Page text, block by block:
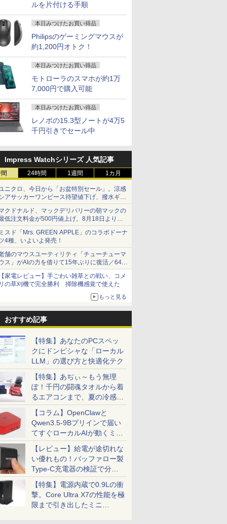
ルを片付ける手順
本日みつけたお買い得品
Philipsのゲーミングマウスが
約1,200円オトク！
本日みつけたお買い得品
モトローラのスマホが約1万
7,000円で購入可能
本日みつけたお買い得品
レノボの15.3型ノートが4万5
千円引きでセール中
Impress Watchシリーズ 人気記事
24時間 1週間 1カ月
ニクロ、今日から「お盆特別セール」。涼感
アサッカーワンピース待望値下げ、撥水ギア
ョーツは1990円に
クドナルド、マックデリバリーの朝マックの
低注文料金が500円値上げ。8月18日より
円から受付
スド「Mrs. GREEN APPLE」のコラボドーナ
4種、いよいよ発売！
舗のマウスユーティリティ「チューチューマ
ス」がAIの力を借りて15年ぶりに復活／64bit
、Windows 10/11、「Chrome」も走り回
。復活記念で2026年末まで500円
家電レビュー】手ごわい雑草との戦い、コメ
の草刈機で完全勝利 掃除機感覚で使えた
もっと見る
おすすめ記事
【特集】あなたのPCスペッ
クにドンピシャな「ローカル
LLM」の選び方と快適化テク
【特集】あぢぃ～もう無理
ぽ！千円の闘魂タオルから着
るエアコンまで、夏の冷感グ
ッズ一挙紹介
【コラム】OpenClawと
Qwen3.5-9Bプリインで届い
てすぐローカルAIが動くミニ
PC「SER9 Pro」
【レビュー】給電が途切れな
い優れもの！バッファロー製
Type-C充電器の検証で分か
ったこと
【特集】電源内蔵で0.9Lの衝
撃。Core Ultra X7の性能を極
限まで引き出したミニ